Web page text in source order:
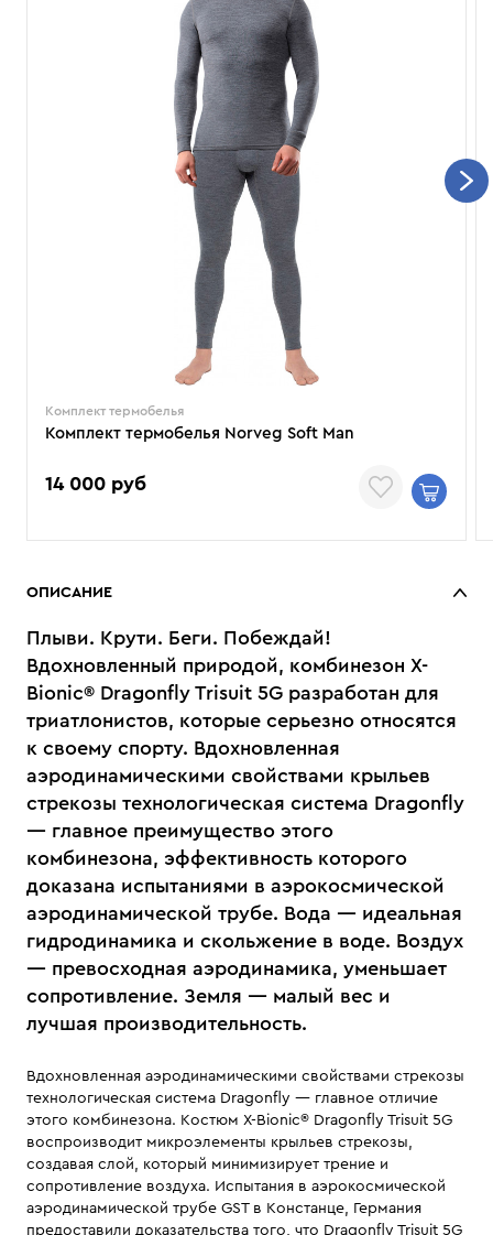
Комплект термобелья
Комплект термобелья Norveg Soft Man
14 000 руб
ОПИСАНИЕ
Плыви. Крути. Беги. Побеждай!
Вдохновленный природой, комбинезон X-
Bionic® Dragonfly Trisuit 5G разработан для
триатлонистов, которые серьезно относятся
к своему спорту. Вдохновленная
аэродинамическими свойствами крыльев
стрекозы технологическая система Dragonfly
— главное преимущество этого
комбинезона, эффективность которого
доказана испытаниями в аэрокосмической
аэродинамической трубе. Вода — идеальная
гидродинамика и скольжение в воде. Воздух
— превосходная аэродинамика, уменьшает
сопротивление. Земля — малый вес и
лучшая производительность.
Вдохновленная аэродинамическими свойствами стрекозы
технологическая система Dragonfly — главное отличие
этого комбинезона. Костюм X-Bionic® Dragonfly Trisuit 5G
воспроизводит микроэлементы крыльев стрекозы,
создавая слой, который минимизирует трение и
сопротивление воздуха. Испытания в аэрокосмической
аэродинамической трубе GST в Констанце, Германия
предоставили доказательства того, что Dragonfly Trisuit 5G